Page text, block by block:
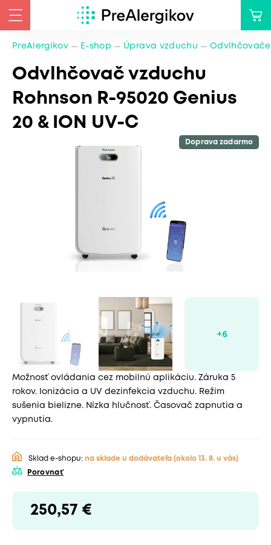
PreAlergikov E-shop Úprava vzduchu
Odvlhčovač vzduchu
Rohnson R-95020 Genius
20 & ION UV-C
Doprava zadarmo
Možnosť ovládania cez mobilnú aplikáciu. Záruka 5
rokov. Ionizácia a UV dezinfekcia vzduchu. Režim
sušenia bielizne. Nízka hlučnosť. Časovač zapnutia a
vypnutia.
Sklad e-shopu: na sklade u dodávateľa (okolo 13. 8. u vás)
Porovnať
250,57 €